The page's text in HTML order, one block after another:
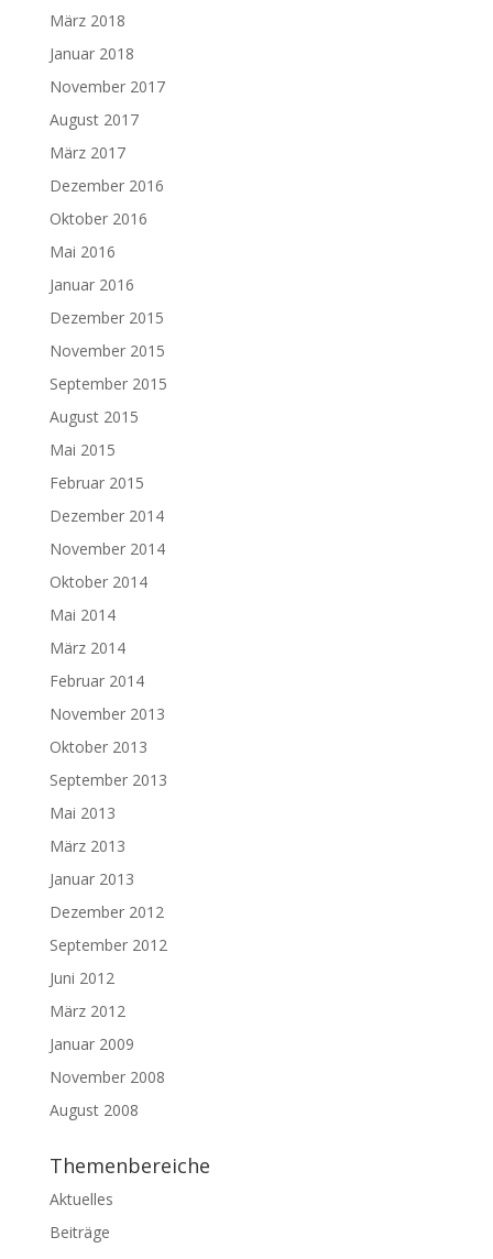
März 2018
Januar 2018
November 2017
August 2017
März 2017
Dezember 2016
Oktober 2016
Mai 2016
Januar 2016
Dezember 2015
November 2015
September 2015
August 2015
Mai 2015
Februar 2015
Dezember 2014
November 2014
Oktober 2014
Mai 2014
März 2014
Februar 2014
November 2013
Oktober 2013
September 2013
Mai 2013
März 2013
Januar 2013
Dezember 2012
September 2012
Juni 2012
März 2012
Januar 2009
November 2008
August 2008
Themenbereiche
Aktuelles
Beiträge